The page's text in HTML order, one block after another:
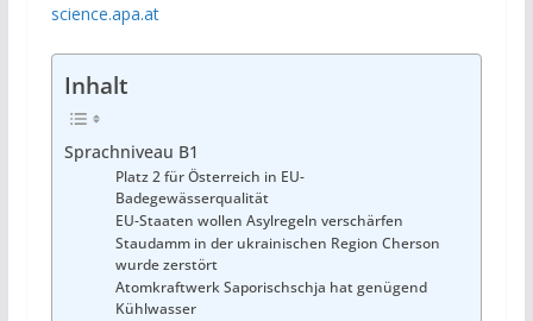
science.apa.at
Inhalt
Sprachniveau B1
Platz 2 für Österreich in EU-
Badegewässerqualität
EU-Staaten wollen Asylregeln verschärfen
Staudamm in der ukrainischen Region Cherson
wurde zerstört
Atomkraftwerk Saporischschja hat genügend
Kühlwasser